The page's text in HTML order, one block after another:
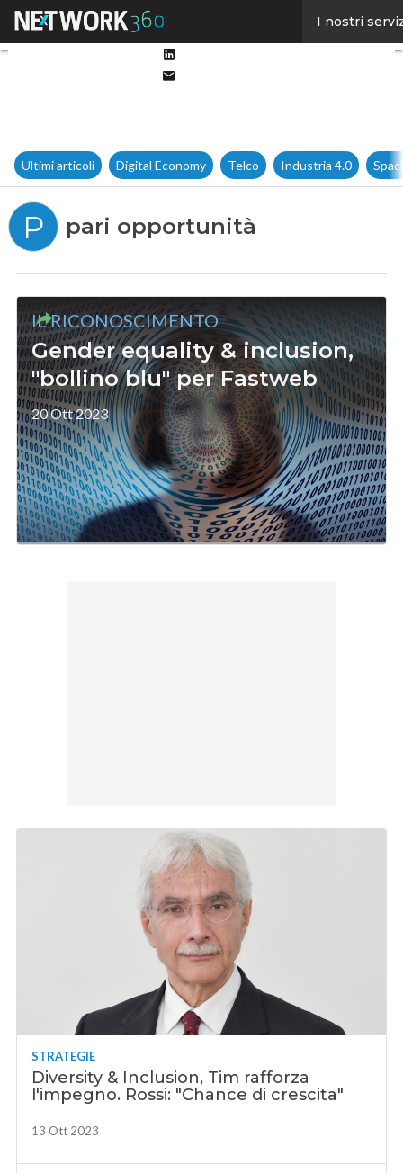
I nostri
Ultimi articoli Digital Economy Telco Industria 4.0
P pari opportunità
IL RICONOSCIMENTO
Gender equality & inclusion,
"bollino blu" per Fastweb
20 Ott 2023
STRATEGIE
Diversity & Inclusion, Tim rafforza
l'impegno. Rossi: "Chance di crescita"
13 Ott 2023